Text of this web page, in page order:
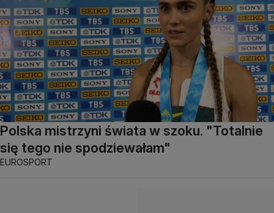
Polska mistrzyni świata w szoku. "Totalnie
się tego nie spodziewałam"
EUROSPORT